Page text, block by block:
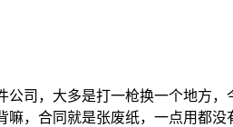
司，大多是打一枪换一个地方，
，合同就是张废纸，一点用都没